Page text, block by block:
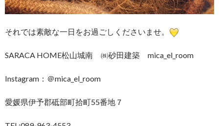
それでは素敵な一日をお過ごしくださいませ。
SARACA HOME松山城南 ㈱砂田建築 mica_el_room
Instagram：＠mica_el_room
愛媛県伊予郡砥部町拾町55番地７